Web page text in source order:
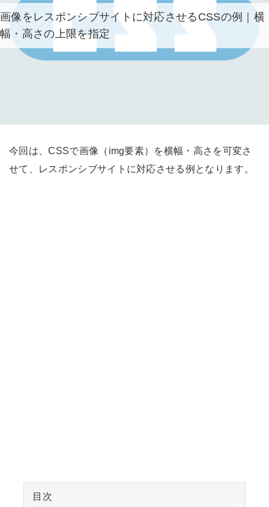
画像をレスポンシブサイトに対応させるCSSの例｜横
幅・高さの上限を指定
今回は、CSSで画像（img要素）を横幅・高さを可変さ
せて、レスポンシブサイトに対応させる例となります。
目次